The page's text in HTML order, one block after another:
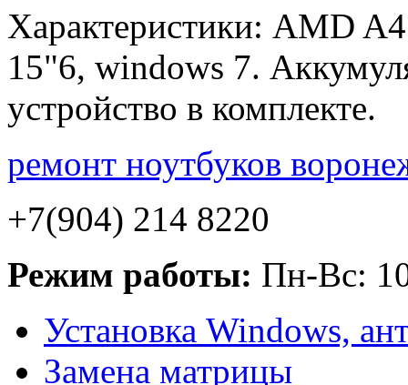
Характеристики: AMD
15"6, windows 7.
устройство в комплекте.
ремонт ноутбуков
+7(904) 214 8220
Режим работы: Пн-Вс:
Установка Windows,
Замена матрицы